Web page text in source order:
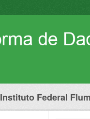
Instituto Federal